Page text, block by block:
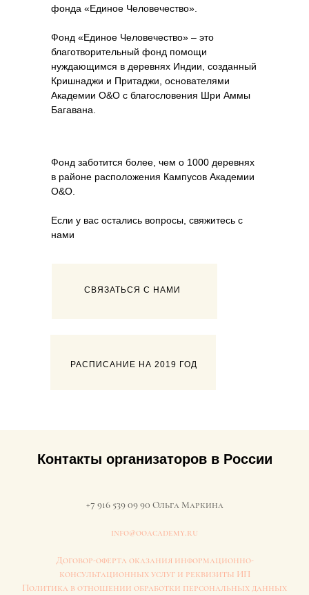
СВЯЗАТЬСЯ С НАМИ
РАСПИСАНИЕ НА 2019 ГОД
фонда «Единое Человечество».
Фонд «Единое Человечество» – это
благотворительный фонд помощи
нуждающимся в деревнях Индии, созданный
Кришнаджи и Притаджи, основателями
Академии O&O с благословения Шри Аммы
Багавана.
Фонд заботится более, чем о 1000 деревнях
в районе расположения Кампусов Академии
O&O.
Если у вас остались вопросы, свяжитесь с
нами
Контакты организаторов в России
+7 916 539 09 90 Ольга Маркина
info@ooacademy.ru
Договор-оферта оказания информационно-
консультационных услуг и реквизиты ИП
Политика в отношении обработки персональных данных